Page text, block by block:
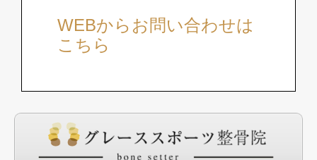
WEBからお問い合わせは
こちら